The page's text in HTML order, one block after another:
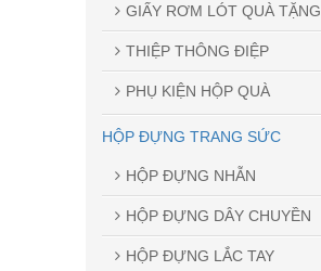
GIẤY RƠM LÓT QUÀ TẶNG
THIỆP THÔNG ĐIỆP
PHỤ KIỆN HỘP QUÀ
HỘP ĐỰNG TRANG SỨC
HỘP ĐỰNG NHẪN
HỘP ĐỰNG DÂY CHUYỀN
HỘP ĐỰNG LẮC TAY